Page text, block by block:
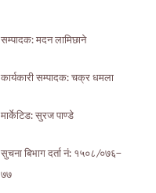
सम्पादक: मदन लामिछाने
कार्यकारी सम्पादक: चक्र धमला
मार्केटिड: सुरज पाण्डे
सुचना बिभाग दर्ता नं: १५०८ ∕०७६–
७७